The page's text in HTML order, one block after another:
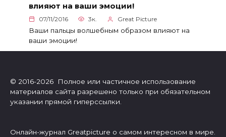
влияют на ваши эмоции!
07/11/2016 3к. Great Picture
Ваши пальцы волшебным образом влияют на
ваши эмоции!
© 2016-2026 Полное или частичное использование
материалов сайта разрешено только при обязательном
указании прямой гиперссылки.
Онлайн-журнал Greatpicture о самом интересном в мире.